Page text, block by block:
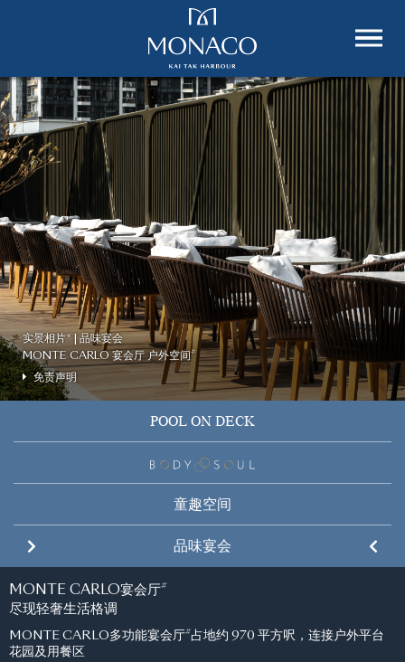
实景相片* | 品味宴会
MONTE CARLO 宴会厅 户外空间#
免责声明
实景相片* | 品味宴会
MONTE CARLO 宴会厅
免责声明
实景相片* | 品味宴会
MONTE CARLO 宴会厅
免责声明
实景相片* | 品味宴会
MONTE CARLO 宴会厅 户外空间#
免责声明
实景相片* | 品味宴会
MONTE CARLO 宴会厅
POOL ON DECK
区内罕有50M户外泳池
户外园林Yacuzzi 仿如置身悠逸海上假期
以游艇甲板为设计概念的「POOL ON DECK」50米户外泳池
畔配备长椅与帐篷屋，区内罕见
泳池区域
采用园林式设计，绿意翩然，更设户外园林「Yacuzzi」
，适合住户举办私
Chill out.Connect BODY N SOUL.
味、玩乐元素及自我训练
游戏元素「PRAMA Push & Play」 (AG6) 互动健身训练
虚拟私人教练机「KARA MIRROR」
由奥运选手共同研制的 Technogym SKILLS 系列专业健身机
童趣空间
游艇主题童趣空间 让小孩探索无限可能
宇宙
GRAND PRIX Junior 儿童赛车场
提供面积逾 2,500 平方呎儿童赛车场，仿车道的儿童游乐场；让小朋友体验速度的
刺激感
品味宴会
MONTE CARLO宴会厅#
尽现轻奢生活格调
MONTE CARLO多功能宴会厅#占地约 970 平方呎，连接户外平台
花园及用餐区